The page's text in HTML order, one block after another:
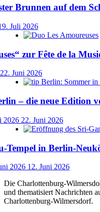
Brunnen auf dem
Juli 2026
zur Fête de la
22. Juni 2026
– die neue Edition
2026 22. Juni 2026
Tempel in Berlin-
2026 12. Juni 2026
Die Charlottenburg-
und thematisiert Nachrichten
Charlottenburg-Wilmersdorf.